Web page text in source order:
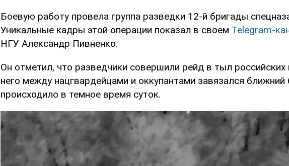
Боевую работу провела группа разведки 12-й бригады
Уникальные кадры этой операции показал в своем Telegram-
НГУ Александр Пивненко.
Он отметил, что разведчики совершили рейд в тыл
него между нацгвардейцами и оккупантами завязался ближний
происходило в темное время суток.